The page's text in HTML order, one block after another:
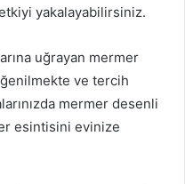
yakalayabilirsiniz.
uğrayan mermer
ve tercih
mermer desenli
esintisini evinize